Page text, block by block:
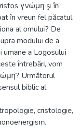
γνώμη şi în
în vreun fel păcatul
al omului? De
modului de a
umane a Logosului
întrebări, vom
Următorul
biblic al
cristologie,